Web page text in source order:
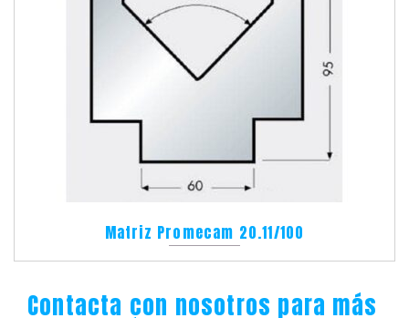
Matriz Promecam 20.11/100
Contacta con nosotros para más